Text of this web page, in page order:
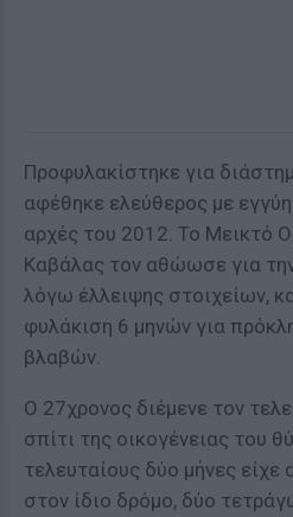
Προφυλακίστηκε για
αφέθηκε ελεύθερος με
αρχές του 2012. Το Μεικτό
Καβάλας τον αθώωσε για
λόγω έλλειψης στοιχείων,
φυλάκιση 6 μηνών για
βλαβών.
Ο 27χρονος διέμενε τον
σπίτι της οικογένειας του
τελευταίους δύο μήνες
στον ίδιο δρόμο, δύο